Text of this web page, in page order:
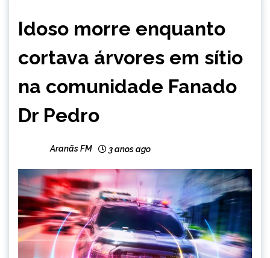
NOTÍCIAS
Idoso morre enquanto
cortava árvores em sítio
na comunidade Fanado
Dr Pedro
Aranãs FM 3 anos ago